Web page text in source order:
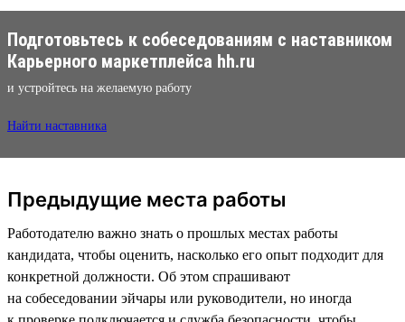
Подготовьтесь к собеседованиям с наставником
Карьерного маркетплейса hh.ru
и устройтесь на желаемую работу
Найти наставника
Предыдущие места работы
Работодателю важно знать о прошлых местах работы
кандидата, чтобы оценить, насколько его опыт подходит для
конкретной должности. Об этом спрашивают
на собеседовании эйчары или руководители, но иногда